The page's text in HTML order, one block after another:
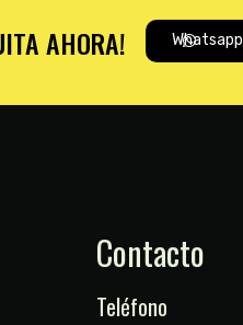
AHORA! Whatsapp
Contacto
Teléfono